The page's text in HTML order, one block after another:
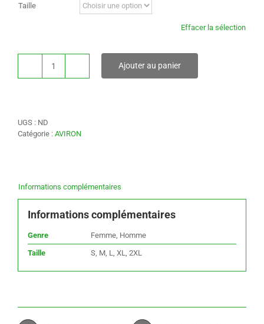
Taille
Effacer la sélection
quantité
Ajouter au panier
UGS : ND
Catégorie : AVIRON
Informations complémentaires
Informations complémentaires
Genre
Femme, Homme
Taille
S, M, L, XL, 2XL